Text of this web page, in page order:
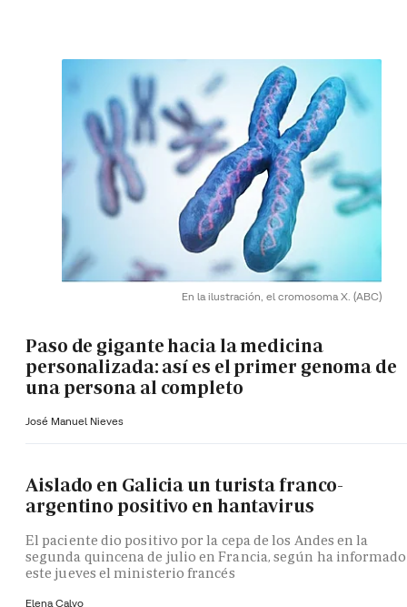
En la ilustración, el cromosoma X. (ABC)
Paso de gigante hacia la medicina
personalizada: así es el primer genoma de
una persona al completo
José Manuel Nieves
Aislado en Galicia un turista franco-
argentino positivo en hantavirus
El paciente dio positivo por la cepa de los Andes en la
segunda quincena de julio en Francia, según ha informado
este jueves el ministerio francés
Elena Calvo